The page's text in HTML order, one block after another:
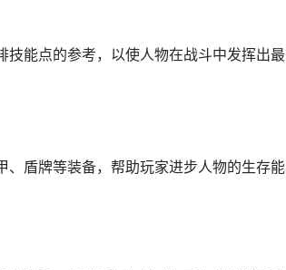
能点的参考，以使人物在战斗中发挥出最
盾牌等装备，帮助玩家进步人物的生存能